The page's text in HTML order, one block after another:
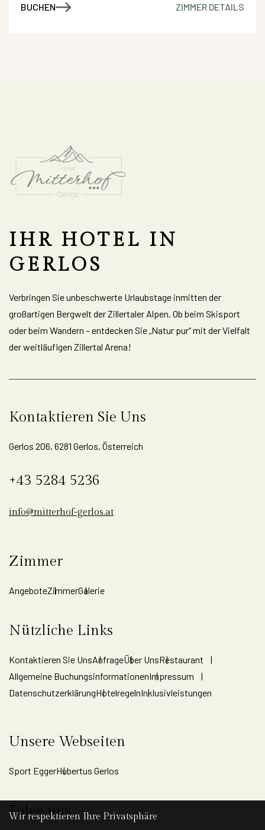
BUCHEN ZIMMER DETAILS
IHR HOTEL IN
GERLOS
Verbringen Sie unbeschwerte Urlaubstage inmitten der
großartigen Bergwelt der Zillertaler Alpen. Ob beim Skisport
oder beim Wandern – entdecken Sie „Natur pur“ mit der Vielfalt
der weitläufigen Zillertal Arena!
Kontaktieren Sie Uns
Gerlos 206, 6281 Gerlos, Österreich
+43 5284 5236
info@mitterhof-gerlos.at
Zimmer
AngeboteZimmerGalerie
Nützliche Links
Kontaktieren Sie UnsAnfrageÜber UnsRestaurant
Allgemeine BuchungsinformationenImpressum
DatenschutzerklärungHotelregelnInklusivleistungen
Unsere Webseiten
Sport EggerHubertus Gerlos
Folge uns
Wir respektieren Ihre Privatsphäre